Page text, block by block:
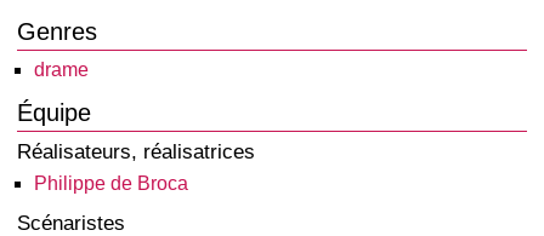
Genres
drame
Équipe
Réalisateurs, réalisatrices
Philippe de Broca
Scénaristes